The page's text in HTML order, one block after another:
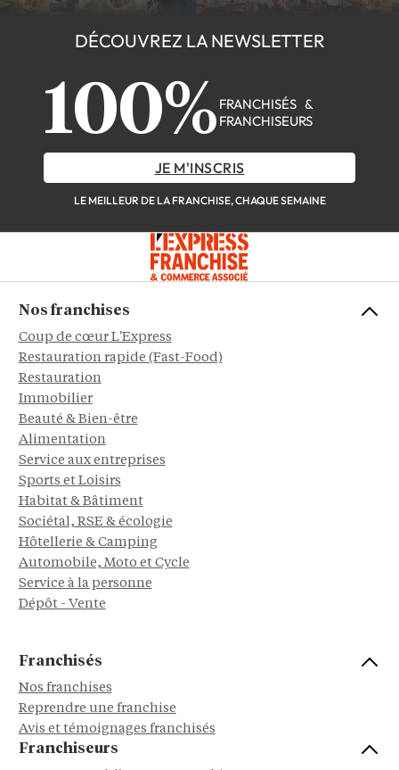
DÉCOUVREZ LA NEWSLETTER
100% FRANCHISÉS &
FRANCHISEURS
JE M'INSCRIS
LE MEILLEUR DE LA FRANCHISE, CHAQUE SEMAINE
Nos franchises
Coup de cœur L'Express
Restauration rapide (Fast-Food)
Restauration
Immobilier
Beauté & Bien-être
Alimentation
Service aux entreprises
Sports et Loisirs
Habitat & Bâtiment
Sociétal, RSE & écologie
Hôtellerie & Camping
Automobile, Moto et Cycle
Service à la personne
Dépôt - Vente
Franchisés
Nos franchises
Reprendre une franchise
Avis et témoignages franchisés
Franchiseurs